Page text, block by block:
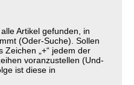
Artikel gefunden, in
(Oder-Suche). Sollen
Zeichen „+“ jedem der
voranzustellen (Und-
ist diese in